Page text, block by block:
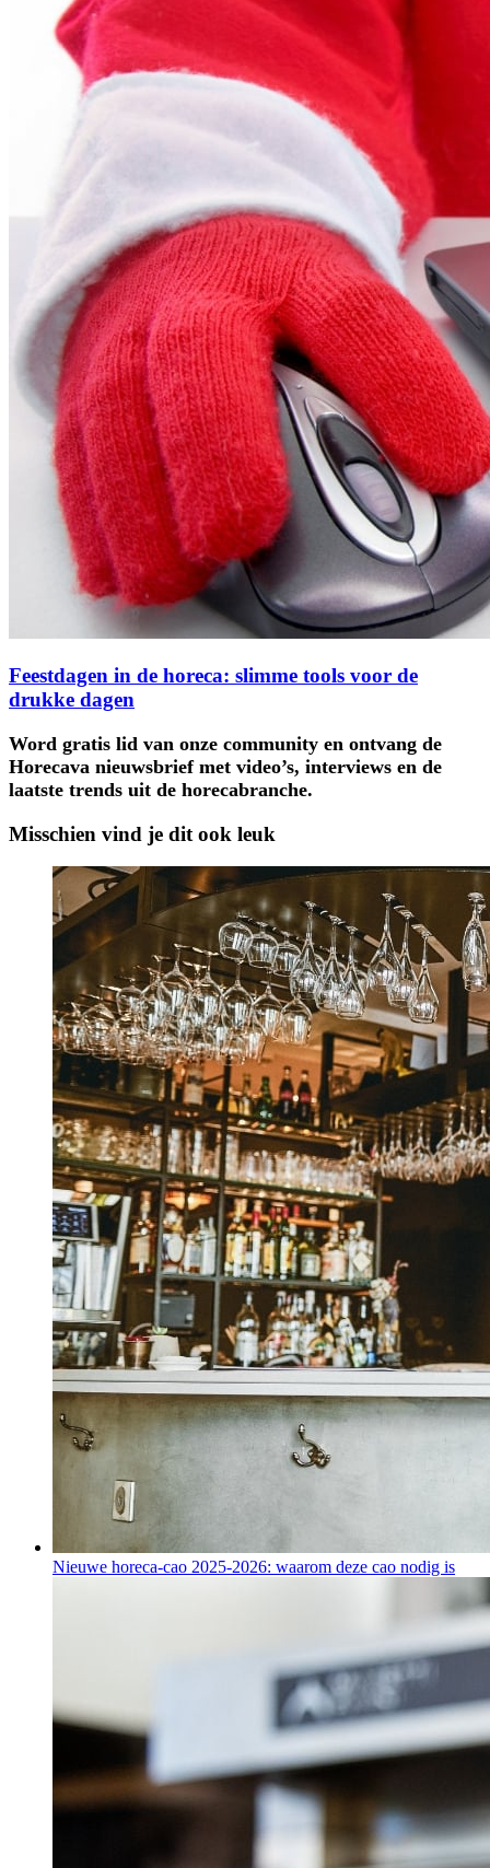
Feestdagen in de horeca: slimme tools voor de
drukke dagen
Word gratis lid van onze community en ontvang de
Horecava nieuwsbrief met video’s, interviews en de
laatste trends uit de horecabranche.
Misschien vind je dit ook leuk
Nieuwe horeca-cao 2025-2026: waarom deze cao nodig is